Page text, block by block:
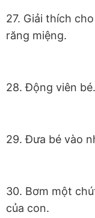
27. Giải thích
răng miệng.
28. Động viên bé.
29. Đưa bé vào
30. Bơm một
của con.